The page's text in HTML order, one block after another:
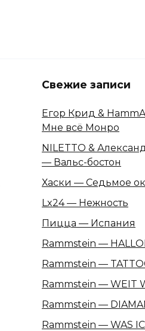
Свежие записи
Егор Крид &
Мне всё Монро
NILETTO &
— Вальс-бостон
Хаски — Седьмое
Lx24 — Нежность
Пицца — Испания
Rammstein —
Rammstein —
Rammstein — WEIT
Rammstein —
Rammstein — WAS